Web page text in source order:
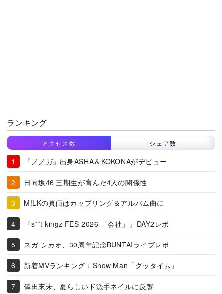
ランキング
アクセス数 シェア数
『ノノガ』出身ASHA＆KOKONAがデビュー
日向坂46 三期生が育んだ4人の関係性
M!LKの真価はカップリング＆アルバム曲に
『s**t kingz FES 2026 「会社」』DAY2レポ
スガ シカオ、30周年記念BUNTAIライブレポ
新着MVランキング：Snow Man「グッタイム」
倖田來未、夏らしいド派手ネイルに反響